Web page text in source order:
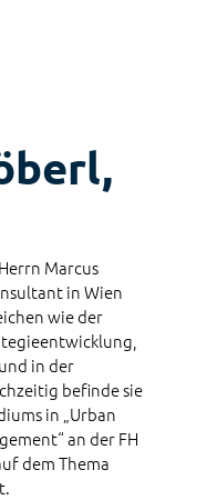
Marcus
in Wien
wie der
in der
befinde sie
in „Urban
an der FH
dem Thema